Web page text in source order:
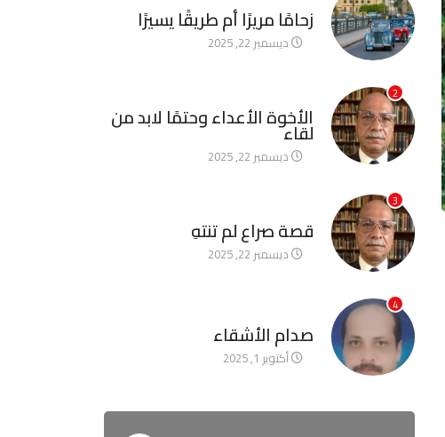
زحامًا مريرًا أم طريقًا يسيرًا
ديسمبر 22, 2025
2
الأخوة الأعداء وحتمًا لابد من
لقاء
ديسمبر 22, 2025
3
قصة صراع لم تنتهِ
ديسمبر 22, 2025
4
صدام الأشقاء
أكتوبر 1, 2025